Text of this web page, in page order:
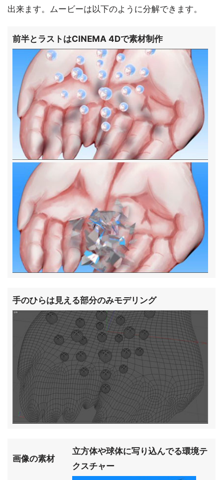
出来ます。ムービーは以下のように分解できます。
前半とラストはCINEMA 4Dで素材制作
手のひらは見える部分のみモデリング
画像の素材
立方体や球体に写り込んでる環境テ
クスチャー